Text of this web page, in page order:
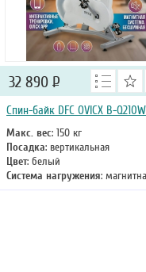
Спин-байк DFC OVICX B-Q210W
Макс. вес: 150 кг
Посадка: вертикальная
Цвет: белый
Система нагружения:
32 890 Р